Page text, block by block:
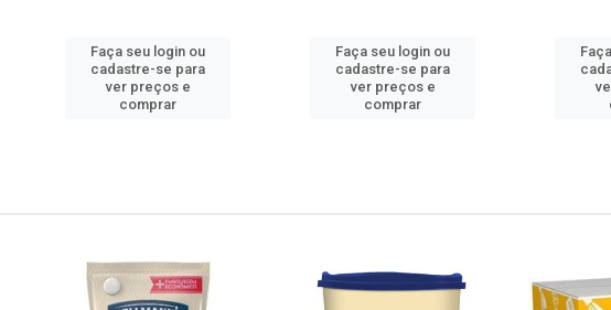
Faça seu login ou
cadastre-se para
ver preços e
comprar
Faça seu login ou
cadastre-se para
ver preços e
comprar